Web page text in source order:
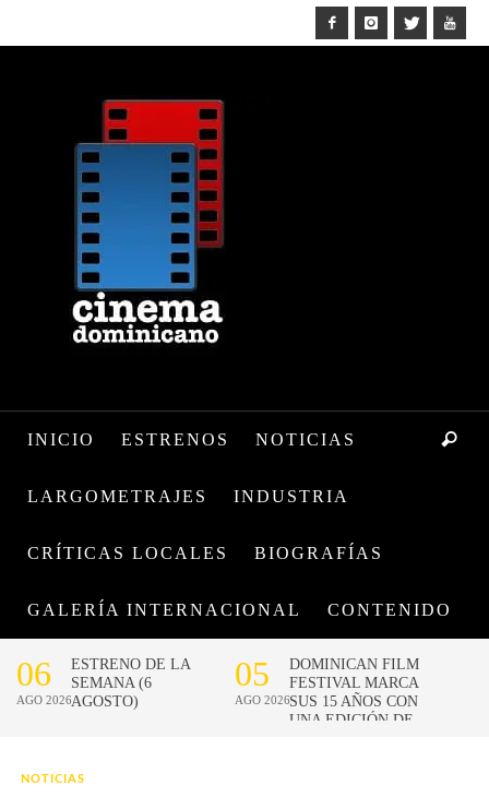
INICIO ESTRENOS NOTICIAS
LARGOMETRAJES INDUSTRIA
CRÍTICAS LOCALES BIOGRAFÍAS
GALERÍA INTERNACIONAL CONTENIDO
NOTICIAS